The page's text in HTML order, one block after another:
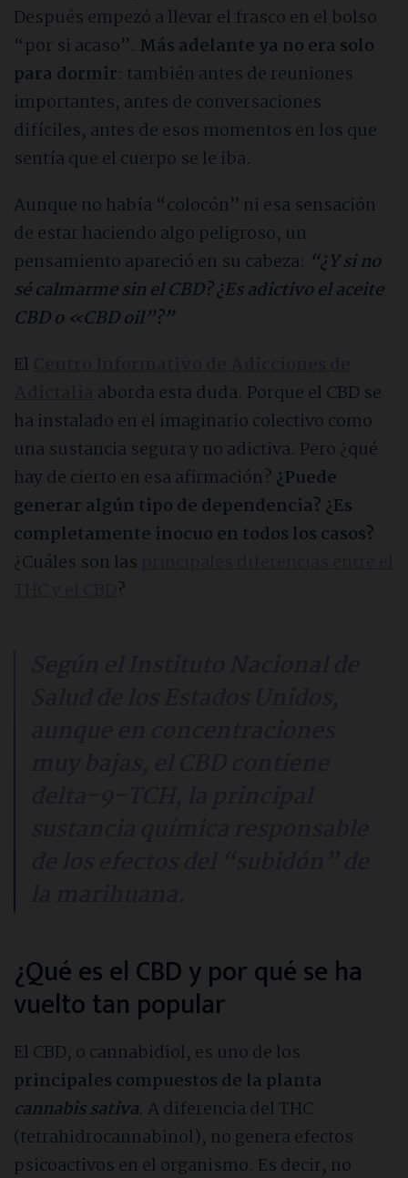
Fármacos
Ludopatía
Sexo
Móvil
Videojuegos
Compras
Sobre Adictalia
Quiénes somos
Cómo apoyamos a las familias
Opiniones sobre Adictalia
Después empezó a llevar el frasco en el bolso
“por si acaso”. Más adelante ya no era solo
para dormir: también antes de reuniones
importantes, antes de conversaciones
difíciles, antes de esos momentos en los que
sentía que el cuerpo se le iba.
Aunque no había “colocón” ni esa sensación
de estar haciendo algo peligroso, un
pensamiento apareció en su cabeza: “¿Y si no
sé calmarme sin el CBD? ¿Es adictivo el aceite
CBD o «CBD oil”?”
El
aborda esta duda. Porque el CBD se
ha instalado en el imaginario colectivo como
una sustancia segura y no adictiva. Pero ¿qué
hay de cierto en esa afirmación? ¿Puede
generar algún tipo de dependencia? ¿Es
completamente inocuo en todos los casos?
¿Cuáles son las
?
¿Qué es el CBD y por qué se ha
vuelto tan popular
El CBD, o cannabidiol, es uno de los
principales compuestos de la planta
cannabis sativa. A diferencia del THC
(tetrahidrocannabinol), no genera efectos
psicoactivos en el organismo. Es decir, no